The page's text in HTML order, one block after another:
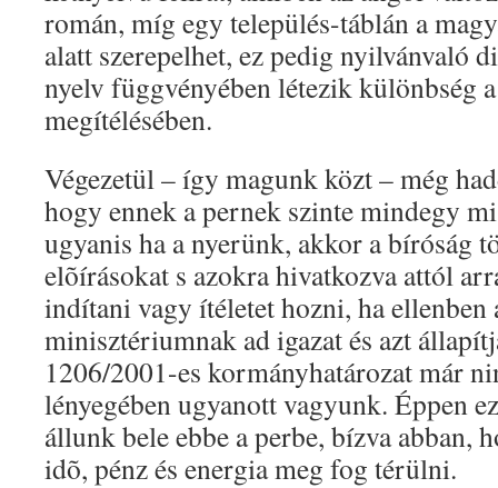
román, míg egy település-táblán a
alatt szerepelhet, ez pedig nyilvánvaló
nyelv függvényében létezik különbség
megítélésében.
Végezetül – így magunk közt – még
hogy ennek a pernek szinte mindegy
ugyanis ha a nyerünk, akkor a bíróság
elõírásokat s azokra hivatkozva attól
indítani vagy ítéletet hozni, ha ellenben
minisztériumnak ad igazat és azt
1206/2001-es kormányhatározat már
lényegében ugyanott vagyunk. Éppen
állunk bele ebbe a perbe, bízva abban,
idõ, pénz és energia meg fog térülni.